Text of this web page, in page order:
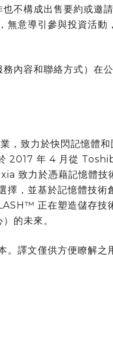
不構成出售要約或邀
無意導引參與投資活動
內容和聯絡方式）在
，致力於快閃記憶體
2017 年 4 月從
致力於憑藉記憶體技
，並基於記憶體技術
正在塑造儲存技
的未來。
。譯文僅供方便瞭解之